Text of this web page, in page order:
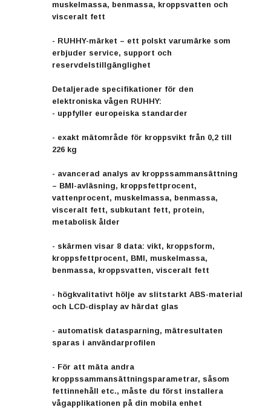
muskelmassa, benmassa, kroppsvatten och
visceralt fett
- RUHHY-märket – ett polskt varumärke som
erbjuder service, support och
reservdelstillgänglighet
Detaljerade specifikationer för den
elektroniska vågen RUHHY:
- uppfyller europeiska standarder
- exakt mätområde för kroppsvikt från 0,2 till
226 kg
- avancerad analys av kroppssammansättning
– BMI-avläsning, kroppsfettprocent,
vattenprocent, muskelmassa, benmassa,
visceralt fett, subkutant fett, protein,
metabolisk ålder
- skärmen visar 8 data: vikt, kroppsform,
kroppsfettprocent, BMI, muskelmassa,
benmassa, kroppsvatten, visceralt fett
- högkvalitativt hölje av slitstarkt ABS-material
och LCD-display av härdat glas
- automatisk datasparning, mätresultaten
sparas i användarprofilen
- För att mäta andra
kroppssammansättningsparametrar, såsom
fettinnehåll etc., måste du först installera
vågapplikationen på din mobila enhet